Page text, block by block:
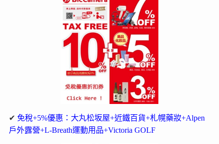
✔ 免稅+5%優惠：大丸松坂屋+近鐵百貨+札幌藥妝+Alpen
戶外露營+L-Breath運動用品+Victoria GOLF